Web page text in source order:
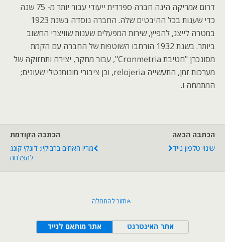
דרום אמריקה הינה חברה ספרדית ייעודי עבור יותר מ- 75 שנה
כדי שענות בכל ההיבטים שלה. החברה נוסדה בשנת 1923
במטרה לייצג, להפיץ, שירות המפעלים שענות שוויצרי החשוב
ביותר. בשנת 1932 הורחבו השוטפות של החברה עם הקמת
מסונכרן "חטיבת Cronmetria", עבור מחקר, יצירה ותחזוקה של
מערכות זמן, התעשייה relojeria, וכן ציבורי מונומנטלי שעונים;
המתמחה ו.
הכתבה הקודמת
מריו האחים ברביקיו: דונקי קונג
להצלחה
הכתבה הבאה
שינוי טלפון נייד
חזור להתחלה
אתר מותאם לנייד אתר האינטרנט